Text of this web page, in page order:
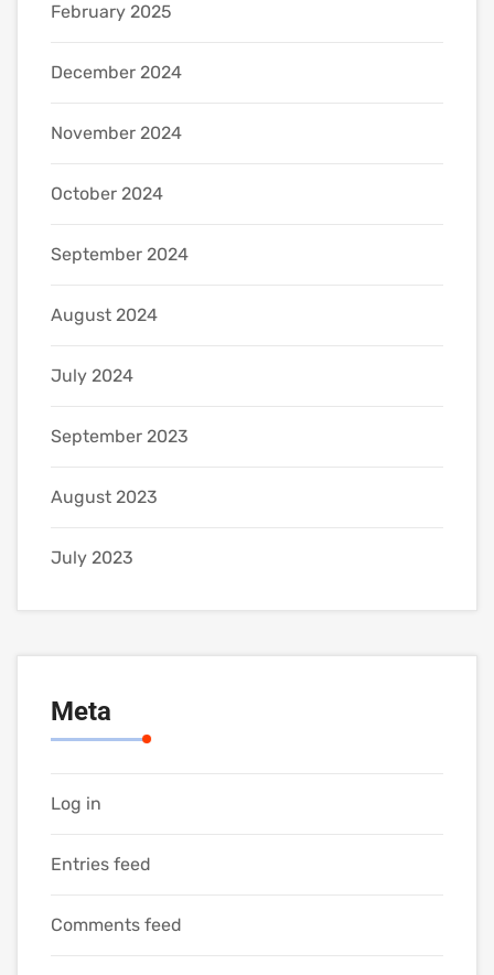
February 2025
December 2024
November 2024
October 2024
September 2024
August 2024
July 2024
September 2023
August 2023
July 2023
Meta
Log in
Entries feed
Comments feed